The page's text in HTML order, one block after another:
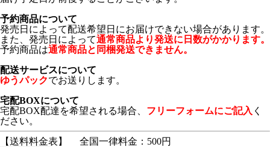
予約商品について
発売日によって配送希望日にお届けできない場合があります。
また、発売日によって通常商品より発送に日数がかかります。
予約商品は通常商品と同梱発送できません。
配送サービスについて
ゆうパックでお送りします。
宅配BOXについて
宅配BOX配達を希望される場合、 フリーフォームにご記入 く
ださい。
【送料料金表】
全国一律料金：500円